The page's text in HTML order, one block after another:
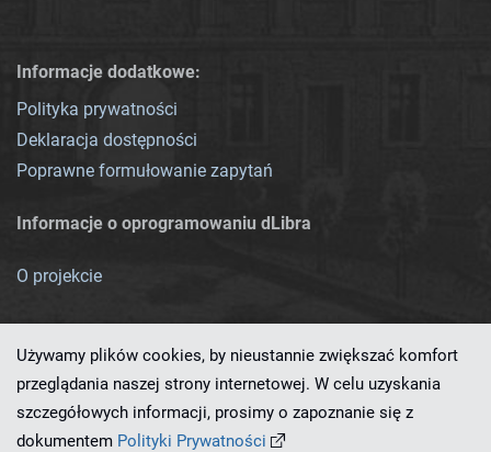
Informacje dodatkowe:
Polityka prywatności
Deklaracja dostępności
Poprawne formułowanie zapytań
Informacje o oprogramowaniu dLibra
O projekcie
Ten serwis działa dzięki oprogramowaniu
Używamy plików cookies, by nieustannie zwiększać komfort
przeglądania naszej strony internetowej. W celu uzyskania
szczegółowych informacji, prosimy o zapoznanie się z
dokumentem Polityki Prywatności